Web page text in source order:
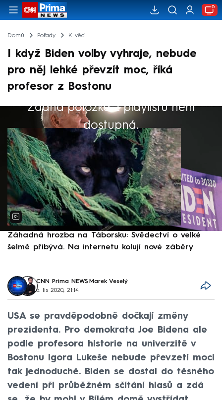
Domů Pořady K věci
I když Biden volby vyhraje, nebude
pro něj lehké převzít moc, říká
profesor z Bostonu
Žádná položka z playlistu není
dostupná.
Výběr redakce
Záhadná hrozba na Táborsku: Svědectví o velké
šelmě přibývá. Na internetu kolují nové záběry
CNN Prima NEWS, Marek Veselý
6. lis 2020, 21:14
USA se pravděpodobně dočkají změny
prezidenta. Pro demokrata Joe Bidena ale
podle profesora historie na univerzitě v
Bostonu Igora Lukeše nebude převzetí moci
tak jednoduché. Biden se dostal do těsného
vedení při průběžném sčítání hlasů a zdá